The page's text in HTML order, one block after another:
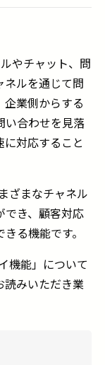
やチャット、問
ネルを通じて問
業側からする
い合わせを見落
対応すること
ざまなチャネル
でき、顧客対応
る機能です。
機能」について
読みいただき業